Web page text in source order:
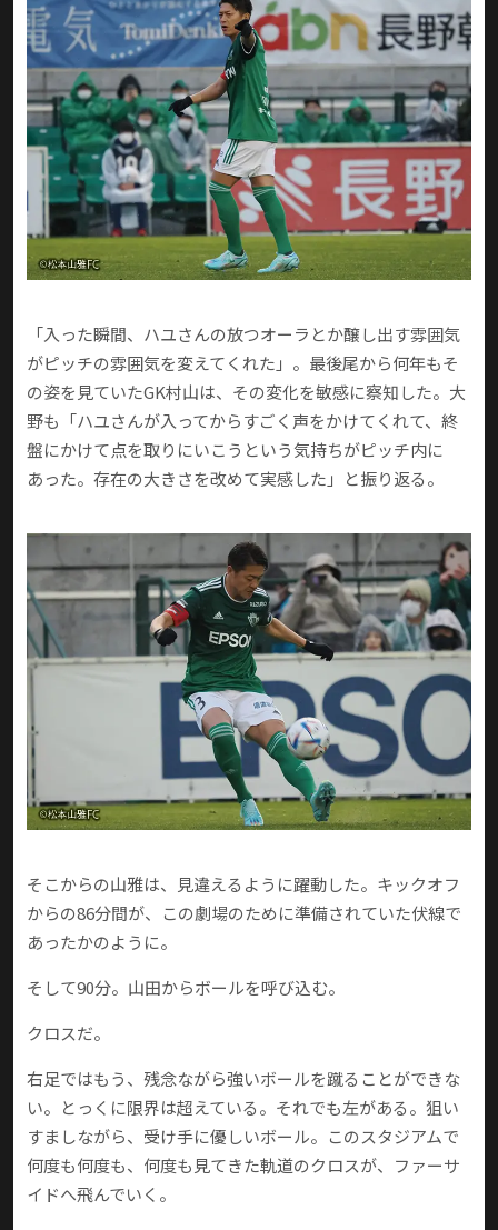
「入った瞬間、ハユさんの放つオーラとか醸し出す雰囲気
がピッチの雰囲気を変えてくれた」。最後尾から何年もそ
の姿を見ていたGK村山は、その変化を敏感に察知した。大
野も「ハユさんが入ってからすごく声をかけてくれて、終
盤にかけて点を取りにいこうという気持ちがピッチ内に
あった。存在の大きさを改めて実感した」と振り返る。
そこからの山雅は、見違えるように躍動した。キックオフ
からの86分間が、この劇場のために準備されていた伏線で
あったかのように。
そして90分。山田からボールを呼び込む。
クロスだ。
右足ではもう、残念ながら強いボールを蹴ることができな
い。とっくに限界は超えている。それでも左がある。狙い
すましながら、受け手に優しいボール。このスタジアムで
何度も何度も、何度も見てきた軌道のクロスが、ファーサ
イドへ飛んでいく。